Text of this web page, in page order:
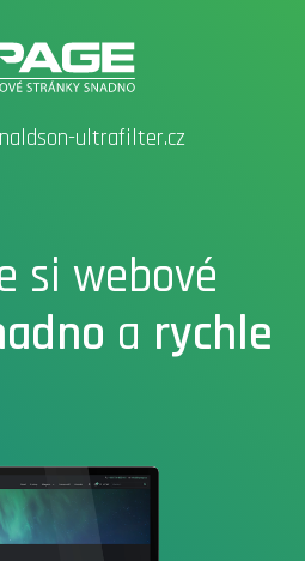
ultrafilter.cz
si webové
a rychle